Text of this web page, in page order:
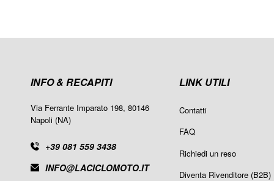
INFO & RECAPITI
Via Ferrante Imparato 198, 80146
Napoli (NA)
+39 081 559 3438
INFO@LACICLOMOTO.IT
LINK UTILI
Contatti
FAQ
Richiedi un reso
Diventa Rivenditore (B2B)